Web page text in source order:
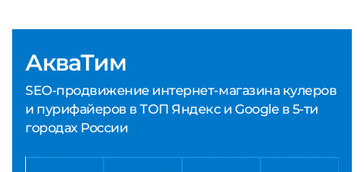
АкваТим
SEO-продвижение интернет-магазина кулеров
и пурифайеров в ТОП Яндекс и Google в 5-ти
городах России